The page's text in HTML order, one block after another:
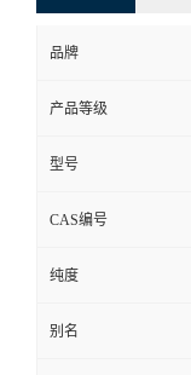
品牌
产品等级
型号
CAS编号
纯度
别名